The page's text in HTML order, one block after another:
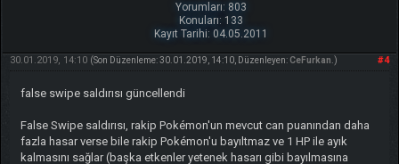
Yorumları: 803
Konuları: 133
Kayıt Tarihi: 04.05.2011
#4
30.01.2019, 14:10 (Son Düzenleme: 30.01.2019, 14:10, Düzenleyen: CeFurkan .)
false swipe saldırısı güncellendi
False Swipe saldırısı, rakip Pokémon'un mevcut can puanından daha
fazla hasar verse bile rakip Pokémon'u bayıltmaz ve 1 HP ile ayık
kalmasını sağlar (başka etkenler yetenek hasarı gibi bayılmasına